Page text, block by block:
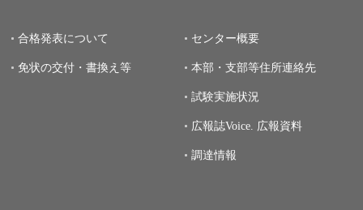
合格発表について
免状の交付・書換え等
センター概要
本部・支部等住所連絡先
試験実施状況
広報誌Voice. 広報資料
調達情報